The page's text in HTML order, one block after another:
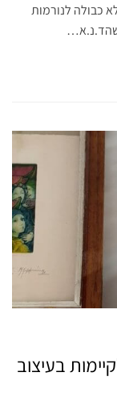
כבולה לנורמות
שהד.נ.א…
– 5 דרכים לקיימות בעיצוב